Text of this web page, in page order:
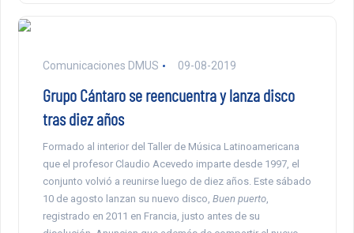
Comunicaciones DMUS 09-08-2019
Grupo Cántaro se reencuentra y lanza disco
tras diez años
Formado al interior del Taller de Música Latinoamericana
que el profesor Claudio Acevedo imparte desde 1997, el
conjunto volvió a reunirse luego de diez años. Este sábado
10 de agosto lanzan su nuevo disco, Buen puerto,
registrado en 2011 en Francia, justo antes de su